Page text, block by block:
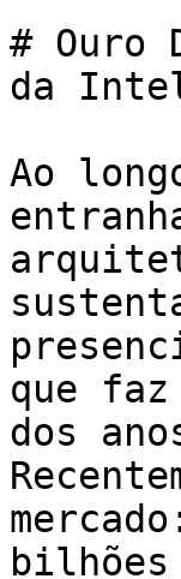
# Ouro
da
Ao
que faz
dos